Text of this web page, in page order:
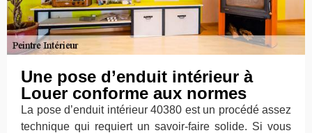
Une pose d’enduit intérieur à
Louer conforme aux normes
La pose d’enduit intérieur 40380 est un procédé assez
technique qui requiert un savoir-faire solide. Si vous